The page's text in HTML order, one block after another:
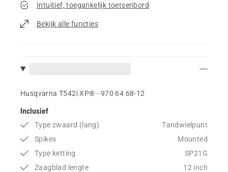
Intuïtief, toegankelijk toetsenbord
Bekijk alle functies
Husqvarna T542i XP® - 970 64 68‑12
Inclusief
Type zwaard (lang)
Tandwielpunt
Spikes
Mounted
Type ketting
SP21G
Zaagblad lengte
12 inch